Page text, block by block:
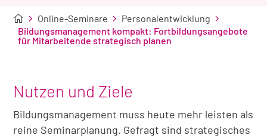
Online-Seminare
Personalentwicklung
Bildungsmanagement kompakt: Fortbildungsangebote
für Mitarbeitende strategisch planen
Nutzen und Ziele
Bildungsmanagement muss heute mehr leisten als
reine Seminarplanung. Gefragt sind strategisches